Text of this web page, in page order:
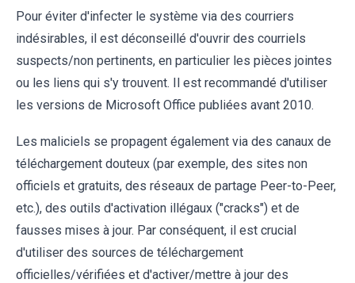
Pour éviter d'infecter le système via des courriers
indésirables, il est déconseillé d'ouvrir des courriels
suspects/non pertinents, en particulier les pièces jointes
ou les liens qui s'y trouvent. Il est recommandé d'utiliser
les versions de Microsoft Office publiées avant 2010.
Les maliciels se propagent également via des canaux de
téléchargement douteux (par exemple, des sites non
officiels et gratuits, des réseaux de partage Peer-to-Peer,
etc.), des outils d'activation illégaux ("cracks") et de
fausses mises à jour. Par conséquent, il est crucial
d'utiliser des sources de téléchargement
officielles/vérifiées et d'activer/mettre à jour des